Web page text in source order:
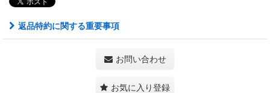
返品特約に関する重要事項
お問い合わせ
お気に入り登録